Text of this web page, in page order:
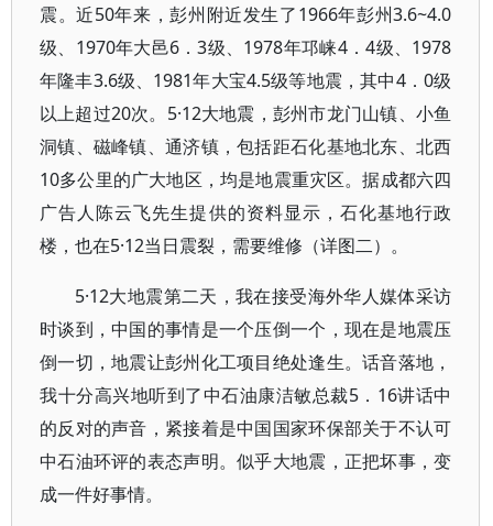
震。近50年来，彭州附近发生了1966年彭州3.6~4.0
级、1970年大邑6．3级、1978年邛崃4．4级、1978
年隆丰3.6级、1981年大宝4.5级等地震，其中4．0级
以上超过20次。5·12大地震，彭州市龙门山镇、小鱼
洞镇、磁峰镇、通济镇，包括距石化基地北东、北西
10多公里的广大地区，均是地震重灾区。据成都六四
广告人陈云飞先生提供的资料显示，石化基地行政
楼，也在5·12当日震裂，需要维修（详图二）。
5·12大地震第二天，我在接受海外华人媒体采访
时谈到，中国的事情是一个压倒一个，现在是地震压
倒一切，地震让彭州化工项目绝处逢生。话音落地，
我十分高兴地听到了中石油康洁敏总裁5．16讲话中
的反对的声音，紧接着是中国国家环保部关于不认可
中石油环评的表态声明。似乎大地震，正把坏事，变
成一件好事情。